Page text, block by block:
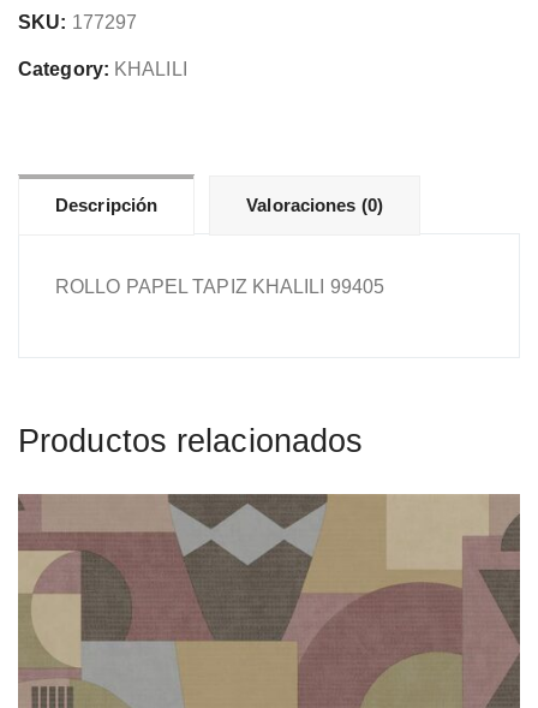
KHALILI
99405
SKU: 177297
Category: KHALILI
Descripción Valoraciones (0)
ROLLO PAPEL TAPIZ KHALILI 99405
Productos relacionados